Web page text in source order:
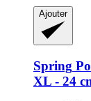
Ajouter
Spring
XL -​ 24